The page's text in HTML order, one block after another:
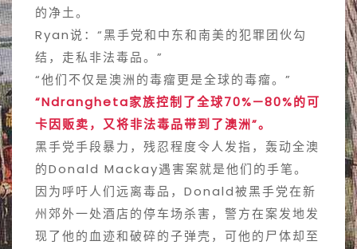
的净土。
Ryan说：“黑手党和中东和南美的犯罪团伙勾
结，走私非法毒品。”
“他们不仅是澳洲的毒瘤更是全球的毒瘤。”
“Ndrangheta家族控制了全球70%—80%的可
卡因贩卖，又将非法毒品带到了澳洲”。
黑手党手段暴力，残忍程度令人发指，轰动全澳
的Donald Mackay遇害案就是他们的手笔。
因为呼吁人们远离毒品，Donald被黑手党在新
州郊外一处酒店的停车场杀害，警方在案发地发
现了他的血迹和破碎的子弹壳，可他的尸体却至